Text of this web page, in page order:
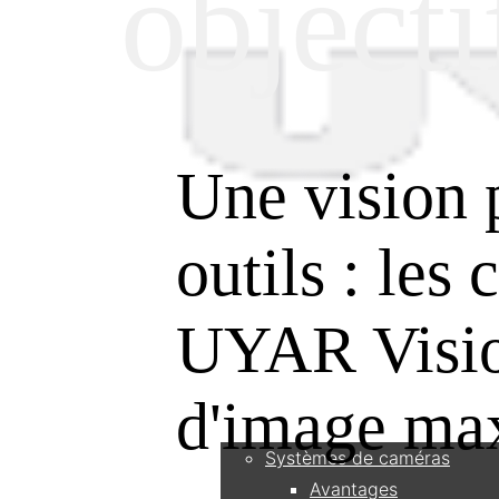
Systèmes de caméras
Avantages
Une vision
outils : les
UYAR
d'image